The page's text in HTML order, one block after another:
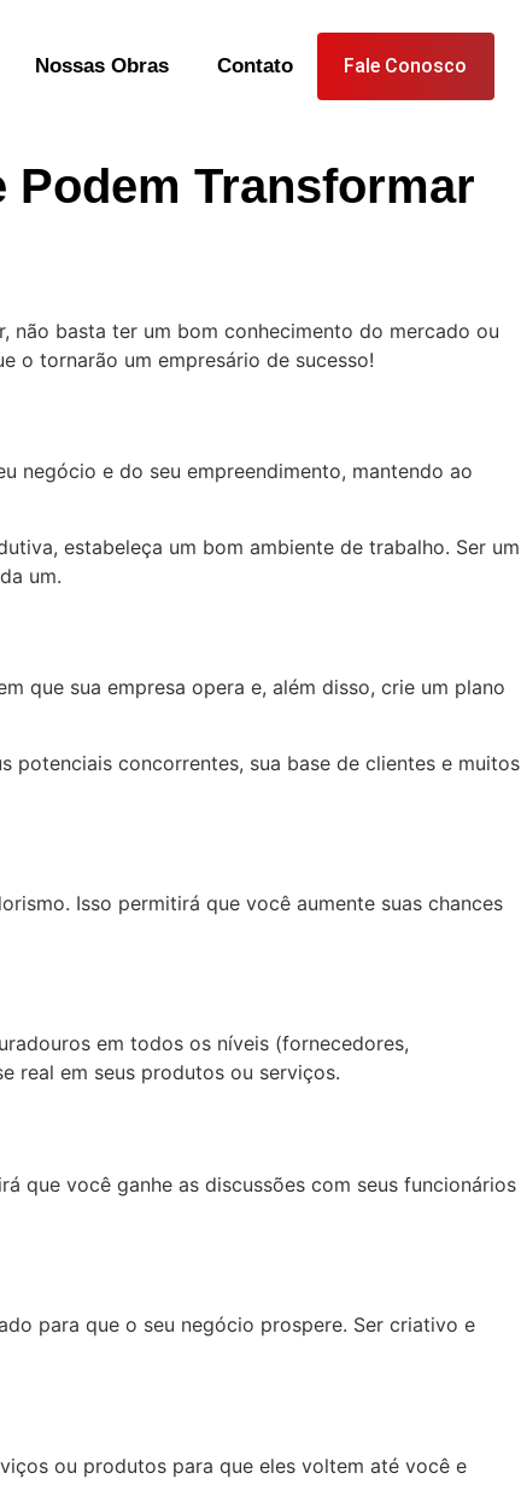
Nossas Obras Contato Fale Conosco
Podem Transformar
não basta ter um bom conhecimento do mercado ou
o tornarão um empresário de sucesso!
negócio e do seu empreendimento, mantendo ao
estabeleça um bom ambiente de trabalho. Ser um
um.
que sua empresa opera e, além disso, crie um plano
potenciais concorrentes, sua base de clientes e muitos
Isso permitirá que você aumente suas chances
em todos os níveis (fornecedores,
real em seus produtos ou serviços.
que você ganhe as discussões com seus funcionários
para que o seu negócio prospere. Ser criativo e
ou produtos para que eles voltem até você e